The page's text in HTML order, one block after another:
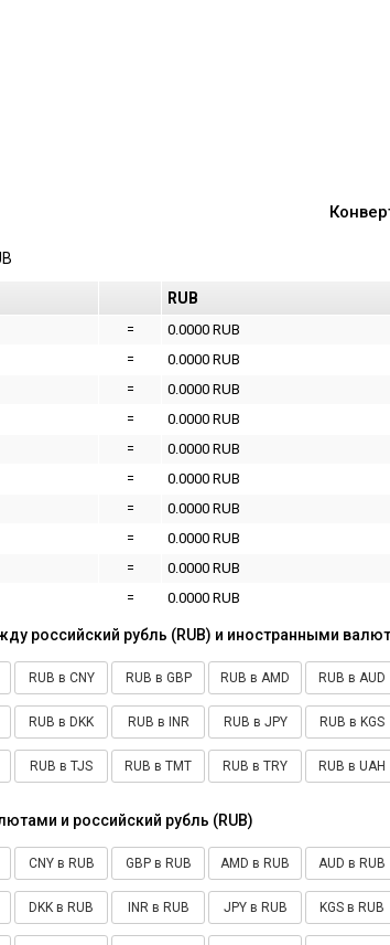
RUB
=
0.0000 RUB
=
0.0000 RUB
=
0.0000 RUB
=
0.0000 RUB
=
0.0000 RUB
=
0.0000 RUB
=
0.0000 RUB
=
0.0000 RUB
=
0.0000 RUB
= 0.0000 RUB
российский рубль (RUB) и иностранными
RUB в CNY RUB в GBP RUB в AMD RUB в AUD
RUB в DKK RUB в INR RUB в JPY RUB в KGS
RUB в TJS RUB в TMT RUB в TRY RUB в UAH
и российский рубль (RUB)
CNY в RUB GBP в RUB AMD в RUB AUD в RUB
DKK в RUB INR в RUB JPY в RUB KGS в RUB